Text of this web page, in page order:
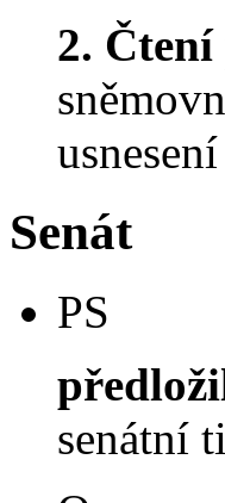
2. Čtení
Senát
PS
senátní